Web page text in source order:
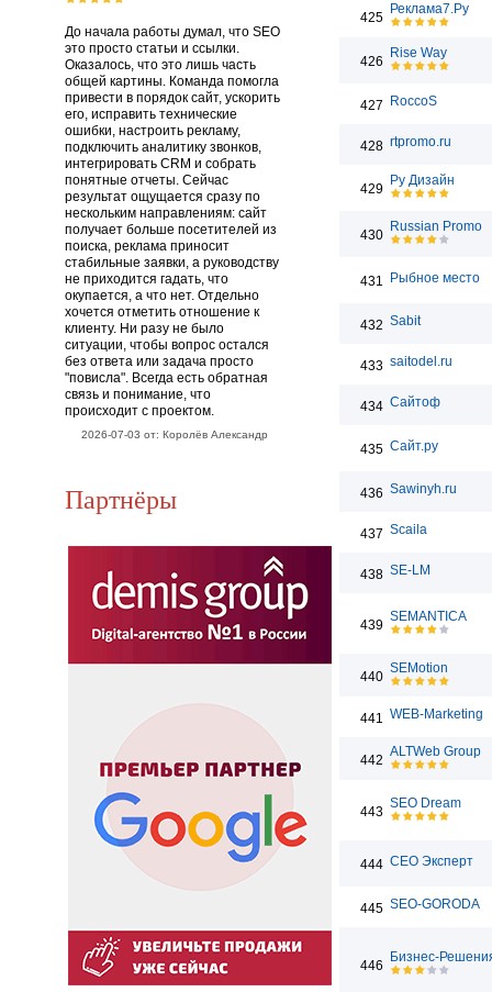
До начала работы думал, что SEO
это просто статьи и ссылки.
Оказалось, что это лишь часть
общей картины. Команда помогла
привести в порядок сайт, ускорить
его, исправить технические
ошибки, настроить рекламу,
подключить аналитику звонков,
интегрировать CRM и собрать
понятные отчеты. Сейчас
результат ощущается сразу по
нескольким направлениям: сайт
получает больше посетителей из
поиска, реклама приносит
стабильные заявки, а руководству
не приходится гадать, что
окупается, а что нет. Отдельно
хочется отметить отношение к
клиенту. Ни разу не было
ситуации, чтобы вопрос остался
без ответа или задача просто
"повисла". Всегда есть обратная
связь и понимание, что
происходит с проектом.
2026-07-03 от: Королёв Александр
Партнёры
425
Реклама7.Ру
426
Rise Way
427 RoccoS
428 rtpromo.ru
429
Ру Дизайн
430
Russian Promo
431 Рыбное место
432 Sabit
433 saitodel.ru
434 Сайтоф
435 Сайт.ру
436 Sawinyh.ru
437 Scaila
438 SE-LM
439
SEMANTICA
440
SEMotion
441 WEB-Marketing
442
ALTWeb Group
443
SEO Dream
444 СЕО Эксперт
445 SEO-GORODA
446
Бизнес-